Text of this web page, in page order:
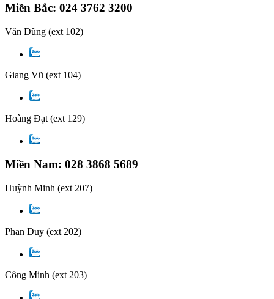
Miền Bắc: 024 3762 3200
Văn Dũng (ext 102)
Giang Vũ (ext 104)
Hoàng Đạt (ext 129)
Miền Nam: 028 3868 5689
Huỳnh Minh (ext 207)
Phan Duy (ext 202)
Công Minh (ext 203)